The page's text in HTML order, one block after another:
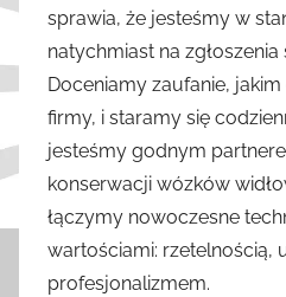
sprawia, że jesteśmy w
natychmiast na zgłoszenia
Doceniamy zaufanie,
firmy, i staramy się
jesteśmy godnym
konserwacji wózków
łączymy nowoczesne
wartościami: rzetelnością,
profesjonalizmem.